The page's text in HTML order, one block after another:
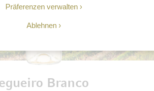
Präferenzen verwalten
Ablehnen
Branco